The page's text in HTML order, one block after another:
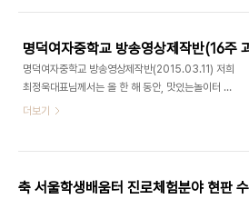
오셨나여? 인원이 많아 성당에서 하려다가 인원수용
니다! 축제 마을주민의 참여로 맛있는놀이터가 날개
를 펼칠 수 있는 기회가 온 것 같습니다. 참고로 저희
맛있는놀이터 주민의 컨셉은 '미친스튜디오' 입니다.
많은 응원과 관심 부탁드리며, 기대하셔도 좋습니다!
강서구 No.1 유일한 문화예술복합라운지, 맛있는놀
파티/이벤트ㅣ기타공간대여 (문의) 070 8748
명덕여자중학교 방송영상제작반(2015.03.11) 저희
최정욱대표님께서는 올 한 해 동안, 맛있는놀이터 근
처에 위치한 명덕여자중학교 방송영상제작반 수업을
호했습니다.(^^) 명덕여자중학교 방송영상제작반 수
업일정 입니다. 실습실 안에는 최정욱 대표님의 강의
더보기